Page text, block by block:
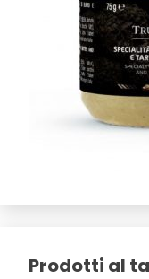
Prodotti al